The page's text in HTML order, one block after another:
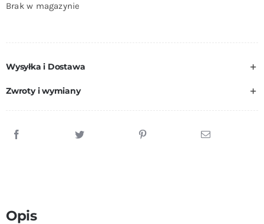
Brak w magazynie
Wysyłka i Dostawa
Zwroty i wymiany
Opis